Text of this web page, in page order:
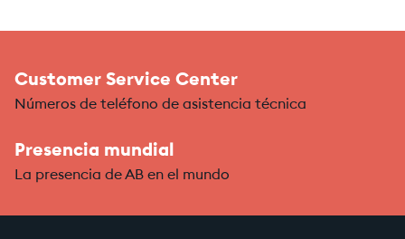
Customer Service Center
Números de teléfono de asistencia técnica
Presencia mundial
La presencia de AB en el mundo